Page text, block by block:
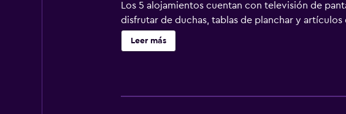
Los 5 alojamientos cuentan con televisión de
disfrutar de duchas, tablas de planchar y
aire acondicionado, tabla de planchar con
alojamientos incluyen cocina con frigorífico/
Leer más